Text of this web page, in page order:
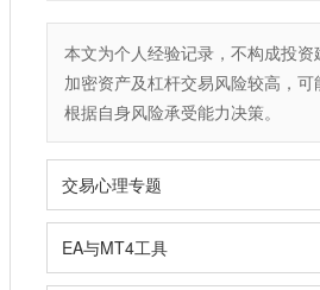
本文为个人经验记录，不构成投资
加密资产及杠杆交易风险较高，
根据自身风险承受能力决策。
交易心理专题
EA与MT4工具